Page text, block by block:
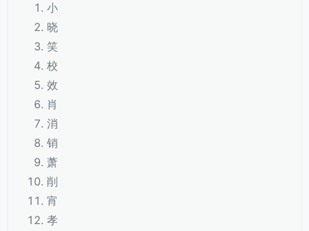
小
晓
笑
校
效
肖
消
销
萧
削
宵
孝